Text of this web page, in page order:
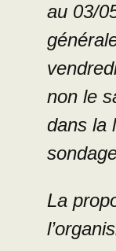
au 03/
non le
dans la
La